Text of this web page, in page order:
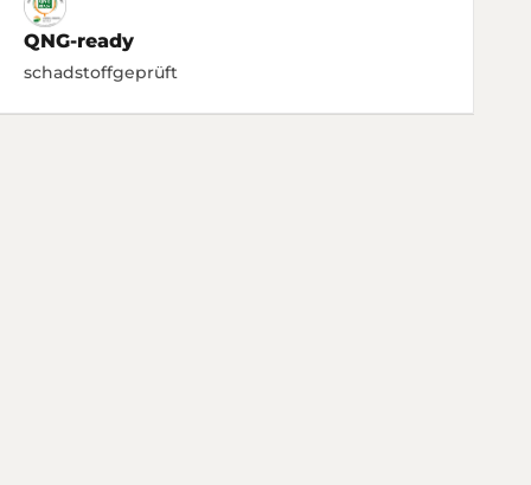
QNG-ready
schadstoffgeprüft